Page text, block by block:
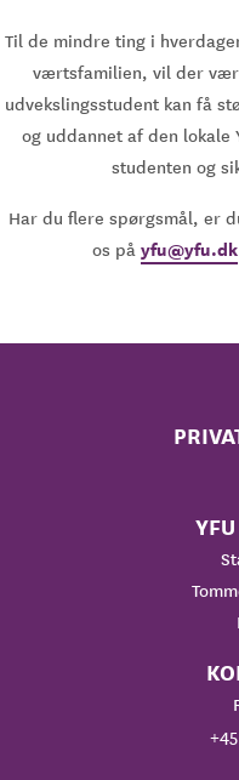
Til de mindre ting i
værtsfamilien, vil der
udvekslingsstudent kan få
og uddannet af den lokale
studenten og
Har du flere spørgsmål, er
os på yfu@yfu.dk